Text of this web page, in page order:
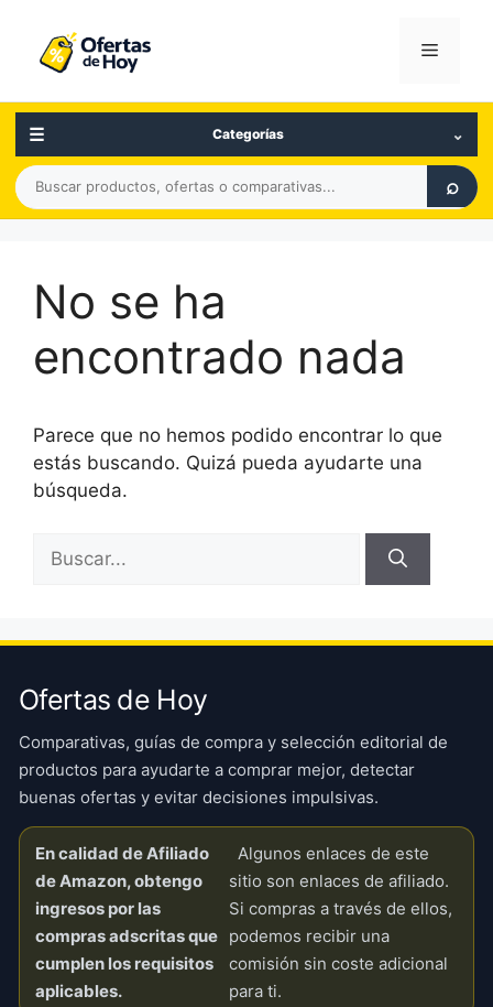
contenido
Menú
☰ Categorías ⌄
Buscar
productos,
comparativas
⌕
No se ha
encontrado nada
Parece que no hemos podido encontrar lo que
estás buscando. Quizá pueda ayudarte una
búsqueda.
Ofertas de Hoy
Comparativas, guías de compra y selección editorial de
productos para ayudarte a comprar mejor, detectar
buenas ofertas y evitar decisiones impulsivas.
En calidad de Afiliado
de Amazon, obtengo
ingresos por las
compras adscritas que
cumplen los requisitos
aplicables.
Algunos enlaces de este
sitio son enlaces de afiliado.
Si compras a través de ellos,
podemos recibir una
comisión sin coste adicional
para ti.